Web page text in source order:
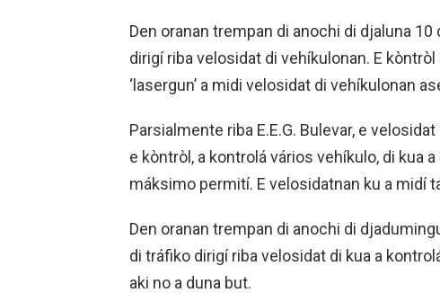
Den oranan trempan di anochi di djaluna
dirigí riba velosidat di vehíkulonan. E kòntròl
‘lasergun’ a midi velosidat di vehíkulonan
Parsialmente riba E.E.G. Bulevar, e
e kòntròl, a kontrolá vários vehíkulo, di kua
máksimo permití. E velosidatnan ku a midí
Den oranan trempan di anochi di
di tráfiko dirigí riba velosidat di kua a
aki no a duna but.